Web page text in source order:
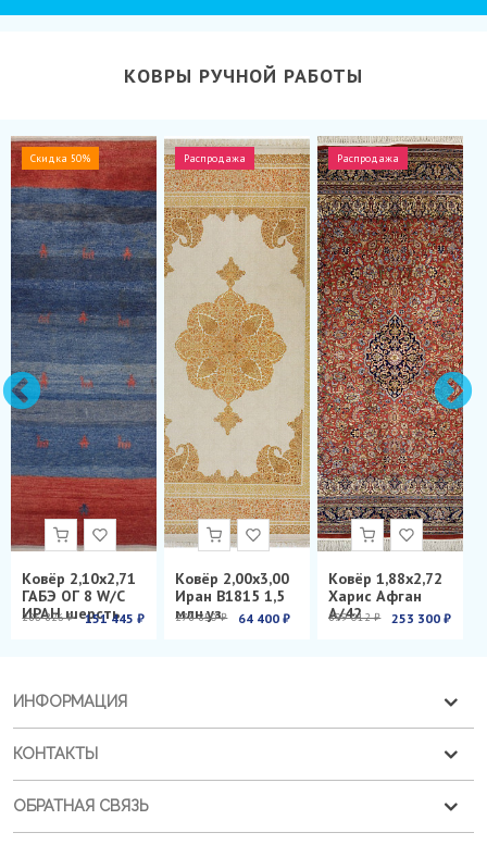
КОВРЫ РУЧНОЙ РАБОТЫ
Скидка 50%
Ковёр 2,10х2,71
ГАБЭ ОГ 8 W/C
ИРАН шерсть
286 826 ₽ 151 445 ₽
Распродажа
Ковёр 2,00х3,00
Иран B1815 1,5
млн.уз.
278 850 ₽ 64 400 ₽
Распродажа
Ковёр 1,88х2,72
Харис Афган
А/42
899 012 ₽ 253 300 ₽
ИНФОРМАЦИЯ
КОНТАКТЫ
ОБРАТНАЯ СВЯЗЬ